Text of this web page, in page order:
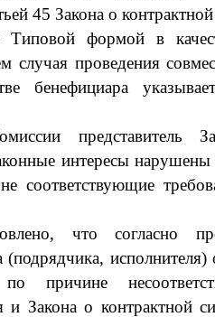
45 Закона о
Типовой формой в
случая проведения
бенефициара
представитель
интересы нарушены
соответствующие
что согласно
(подрядчика,
по причине
Закона о контрактной